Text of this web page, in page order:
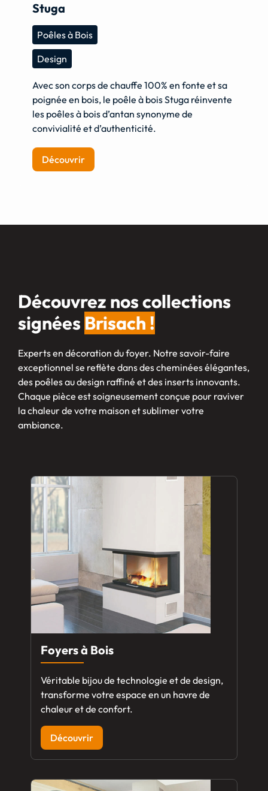
Stuga
Poêles à Bois
Design
Avec son corps de chauffe 100% en fonte et sa
poignée en bois, le poêle à bois Stuga réinvente
les poêles à bois d’antan synonyme de
convivialité et d’authenticité.
Découvrir
Découvrez nos collections
signées Brisach !
Experts en décoration du foyer. Notre savoir-faire
exceptionnel se reflète dans des cheminées élégantes,
des poêles au design raffiné et des inserts innovants.
Chaque pièce est soigneusement conçue pour raviver
la chaleur de votre maison et sublimer votre
ambiance.
Foyers à Bois
Véritable bijou de technologie et de design,
transforme votre espace en un havre de
chaleur et de confort.
Découvrir